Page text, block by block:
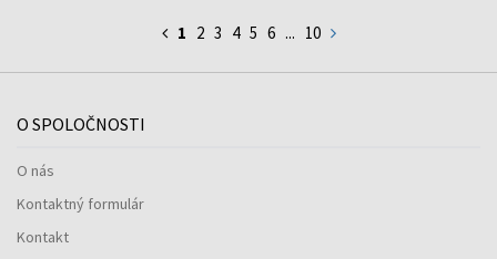
1 2 3 4 5 6 ... 10
O SPOLOČNOSTI
O nás
Kontaktný formulár
Kontakt